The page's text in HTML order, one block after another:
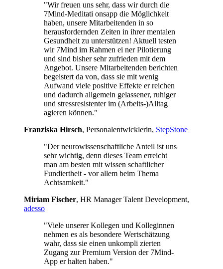
"Wir freuen uns sehr, dass wir durch die
7Mind-Meditati onsapp die Möglichkeit
haben, unsere Mitarbeitenden in so
herausfordernden Zeiten in ihrer mentalen
Gesundheit zu unterstützen! Aktuell testen
wir 7Mind im Rahmen ei ner Pilotierung
und sind bisher sehr zufrieden mit dem
Angebot. Unsere Mitarbeitenden berichten
begeistert da von, dass sie mit wenig
Aufwand viele positive Effekte er reichen
und dadurch allgemein gelassener, ruhiger
und stressresistenter im (Arbeits-)Alltag
agieren können."
Franziska Hirsch, Personalentwicklerin, StepStone
"Der neurowissenschaftliche Anteil ist uns
sehr wichtig, denn dieses Team erreicht
man am besten mit wissen schaftlicher
Fundiertheit - vor allem beim Thema
Achtsamkeit."
Miriam Fischer, HR Manager Talent Development,
adesso
"Viele unserer Kollegen und Kolleginnen
nehmen es als besondere Wertschätzung
wahr, dass sie einen unkompli zierten
Zugang zur Premium Version der 7Mind-
App er halten haben."